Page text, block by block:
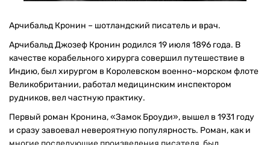
Арчибальд Кронин – шотландский писатель и врач.
Арчибальд Джозеф Кронин родился 19 июля 1896 года. В
качестве корабельного хирурга совершил путешествие в
Индию, был хирургом в Королевском военно-морском флоте
Великобритании, работал медицинским инспектором
рудников, вел частную практику.
Первый роман Кронина, «Замок Броуди», вышел в 1931 году
и сразу завоевал невероятную популярность. Роман, как и